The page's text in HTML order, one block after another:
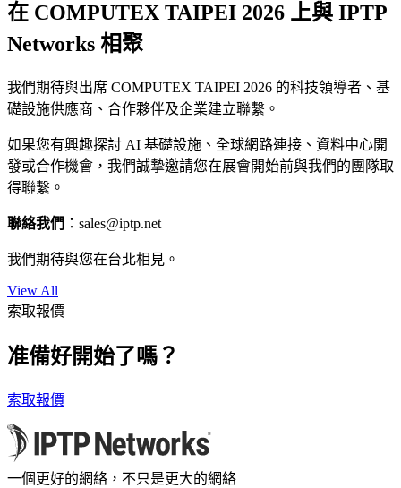
在 COMPUTEX TAIPEI 2026 上與 IPTP
Networks 相聚
我們期待與出席 COMPUTEX TAIPEI 2026 的科技領導者、基
礎設施供應商、合作夥伴及企業建立聯繫。
如果您有興趣探討 AI 基礎設施、全球網路連接、資料中心開
發或合作機會，我們誠摯邀請您在展會開始前與我們的團隊取
得聯繫。
聯絡我們 ： sales iptp.net
我們期待與您在台北相見。
View All
索取報價
准備好開始了嗎？
索取報價
一個更好的網絡，不只是更大的網絡